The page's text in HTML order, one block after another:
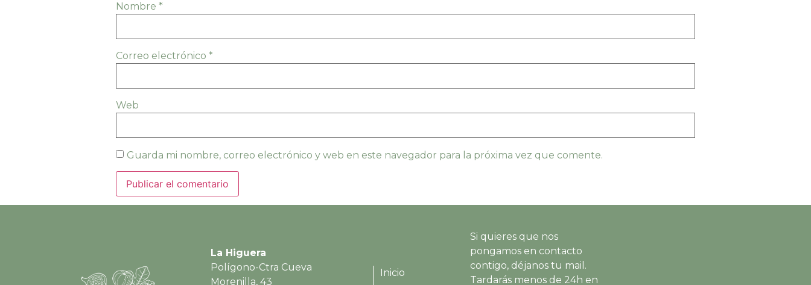
Nombre *
Correo electrónico *
Web
Guarda mi nombre, correo electrónico y web en este navegador para la próxima vez que comente.
La Higuera
Polígono-Ctra Cueva
Morenilla, 43
Inicio
Si quieres que nos
pongamos en contacto
contigo, déjanos tu mail.
Tardarás menos de 24h en